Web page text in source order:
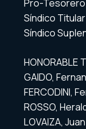
Pro-
Síndico
Síndico
HONORABLE
GAIDO,
FERCODINI,
ROSSO,
LOVAIZA,